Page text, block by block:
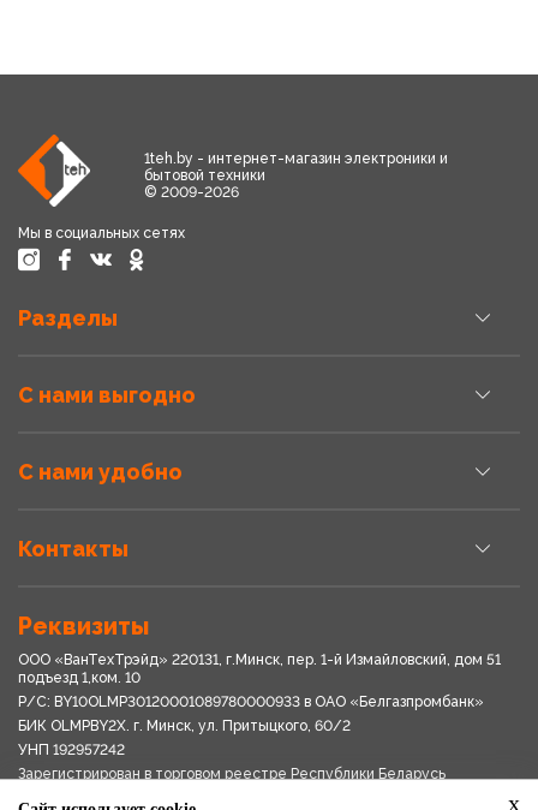
1teh.by - интернет-магазин электроники и
бытовой техники
© 2009-2026
Мы в социальных сетях
Разделы
С нами выгодно
С нами удобно
Контакты
Реквизиты
ООО «ВанТехТрэйд» 220131, г.Минск, пер. 1-й Измайловский, дом 51
подъезд 1,ком. 10
Р/С: BY10OLMP30120001089780000933 в OАО «Белгазпромбанк»
БИК OLMPBY2X. г. Минск, ул. Притыцкого, 60/2
УНП 192957242
Зарегистрирован в торговом реестре Республики Беларусь
x